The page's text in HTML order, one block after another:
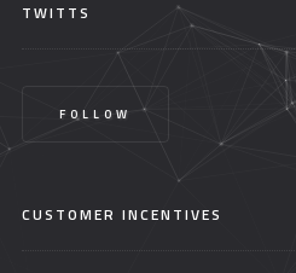
TWITTS
FOLLOW
CUSTOMER INCENTIVES